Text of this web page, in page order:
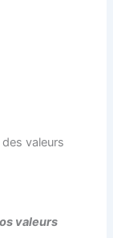
valeurs
valeurs